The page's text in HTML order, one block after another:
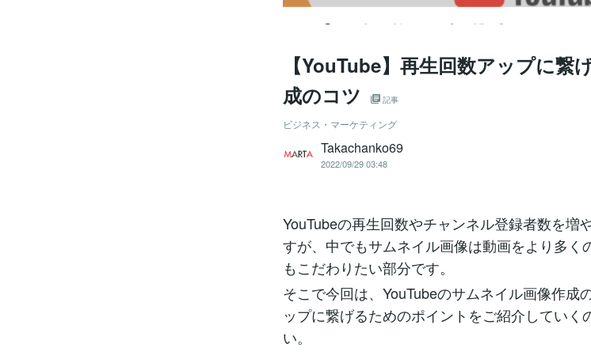
【YouTube】再生回数アップに繋
成のコツ
記事
ビジネス・マーケティング
Takachanko69
2022/09/29 03:48
YouTubeの再生回数やチャンネル登録者数を増
すが、中でもサムネイル画像は動画をより多く
もこだわりたい部分です。
そこで今回は、YouTubeのサムネイル画像作成
ップに繋げるためのポイントをご紹介していく
い。